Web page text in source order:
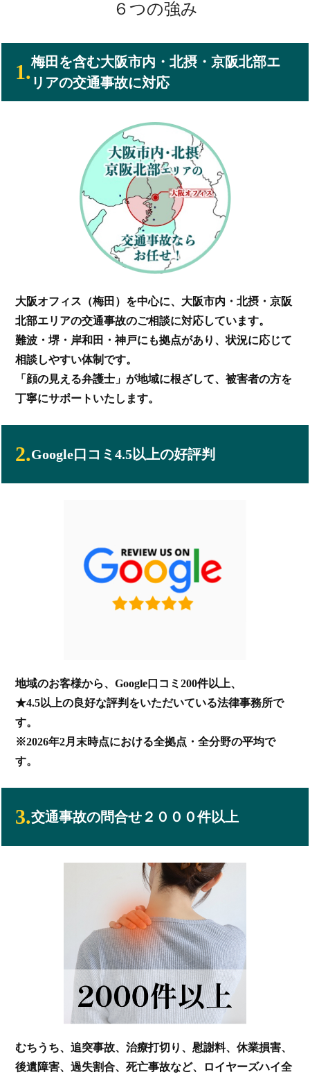
６つの強み
1.梅田を含む大阪市内・北摂・京阪北部エ
リアの交通事故に対応
大阪オフィス（梅田）を中心に、大阪市内・北摂・京阪
北部エリアの交通事故のご相談に対応しています。
難波・堺・岸和田・神戸にも拠点があり、状況に応じて
相談しやすい体制です。
「顔の見える弁護士」が地域に根ざして、被害者の方を
丁寧にサポートいたします。
2.Google口コミ4.5以上の好評判
地域のお客様から、Google口コミ200件以上、
★4.5以上の良好な評判をいただいている法律事務所で
す。
※2026年2月末時点における全拠点・全分野の平均で
す。
3.交通事故の問合せ２０００件以上
むちうち、追突事故、治療打切り、慰謝料、休業損害、
後遺障害、過失割合、死亡事故など、ロイヤーズハイ全